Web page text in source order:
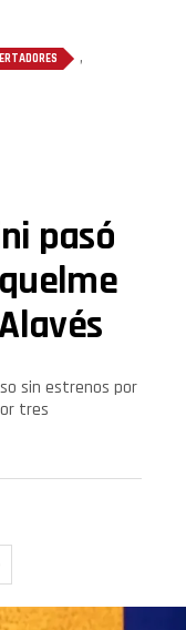
,
pasó
sin estrenos por
tres